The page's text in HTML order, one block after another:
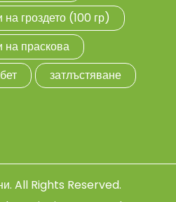
гроздето (100 гр)
на праскова
затлъстяване
. All Rights Reserved.